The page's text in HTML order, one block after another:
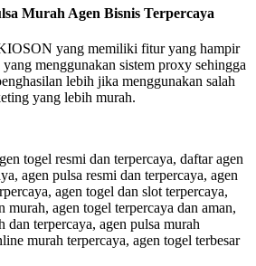
Murah Agen Bisnis Terpercaya
yang memiliki fitur yang hampir
menggunakan sistem proxy sehingga
lebih jika menggunakan salah
yang lebih murah.
togel resmi dan terpercaya, daftar agen
agen pulsa resmi dan terpercaya, agen
agen togel dan slot terpercaya,
murah, agen togel terpercaya dan aman,
dan terpercaya, agen pulsa murah
murah terpercaya, agen togel terbesar